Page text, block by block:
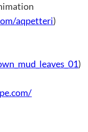
aqpetteri)
)